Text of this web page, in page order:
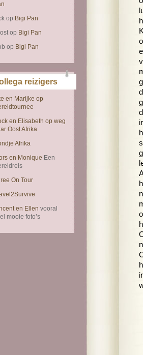
op Bigi Pan
op Bigi Pan
op Bigi Pan
reizigers
en Marijke op
en Elisabeth op weg
Oost Afrika
Afrika
en Monique Een
On Tour
en Ellen vooral
mooie foto’s